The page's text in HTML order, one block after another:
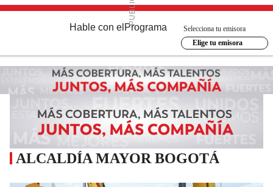
Hable con el Programa
Selecciona tu emisora
Elige tu emisora
ALCALDÍA MAYOR BOGOTÁ